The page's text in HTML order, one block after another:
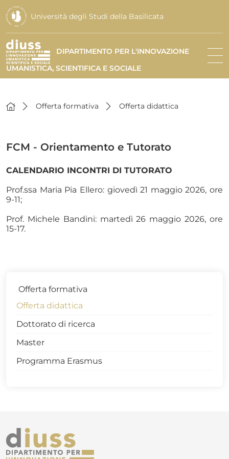
Università degli Studi della Basilicata
DIPARTIMENTO PER L'INNOVAZIONE
UMANISTICA, SCIENTIFICA E SOCIALE
Offerta formativa Offerta didattica
FCM - Orientamento e Tutorato
CALENDARIO INCONTRI DI TUTORATO
Prof.ssa Maria Pia Ellero: giovedì 21 maggio 2026, ore
9-11;
Prof. Michele Bandini: martedì 26 maggio 2026, ore
15-17.
Offerta formativa
Offerta didattica
Dottorato di ricerca
Master
Programma Erasmus